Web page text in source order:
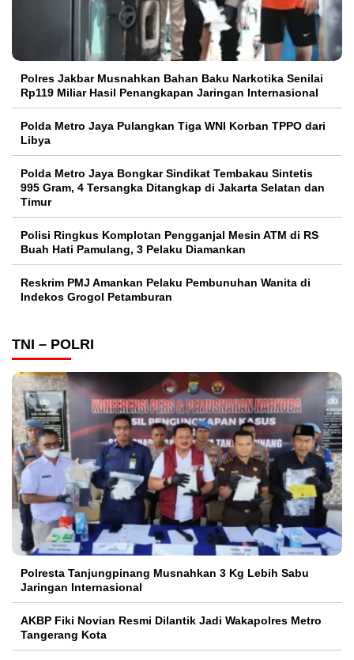
Polres Jakbar Musnahkan Bahan Baku Narkotika Senilai
Rp119 Miliar Hasil Penangkapan Jaringan Internasional
Polda Metro Jaya Pulangkan Tiga WNI Korban TPPO dari
Libya
Polda Metro Jaya Bongkar Sindikat Tembakau Sintetis
995 Gram, 4 Tersangka Ditangkap di Jakarta Selatan dan
Timur
Polisi Ringkus Komplotan Pengganjal Mesin ATM di RS
Buah Hati Pamulang, 3 Pelaku Diamankan
Reskrim PMJ Amankan Pelaku Pembunuhan Wanita di
Indekos Grogol Petamburan
TNI – POLRI
Polresta Tanjungpinang Musnahkan 3 Kg Lebih Sabu
Jaringan Internasional
AKBP Fiki Novian Resmi Dilantik Jadi Wakapolres Metro
Tangerang Kota